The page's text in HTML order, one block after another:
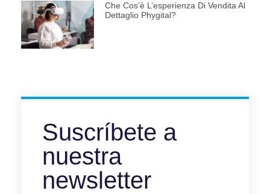
Che Cos’è L’esperienza Di Vendita Al
Dettaglio Phygital?
Suscríbete a
nuestra
newsletter